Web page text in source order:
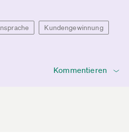
Kundengewinnung
Kommentieren